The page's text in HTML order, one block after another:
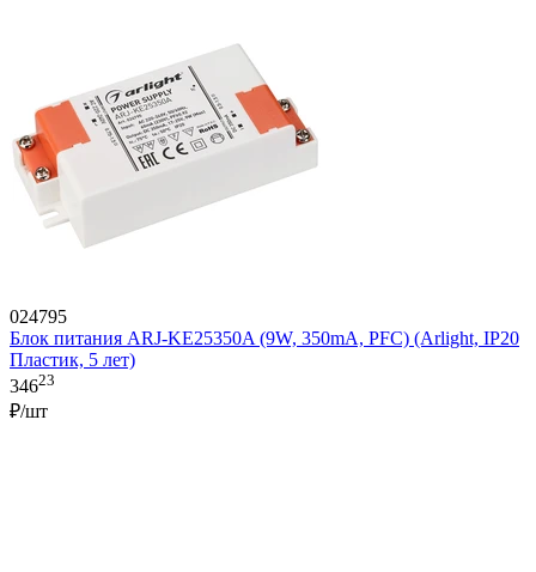
024795
Блок питания ARJ-KE25350A (9W, 350mA, PFC) (Arlight, IP20
Пластик, 5 лет)
34623
₽/шт